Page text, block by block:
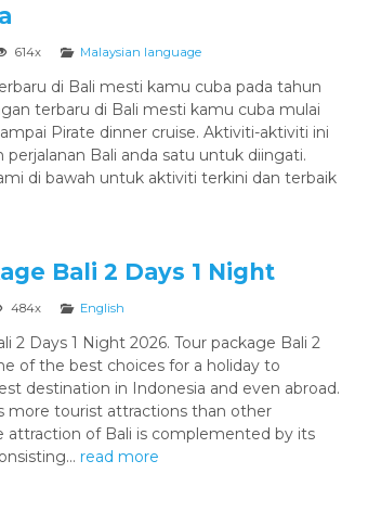
614x Malaysian language
di Bali mesti kamu cuba pada tahun
terbaru di Bali mesti kamu cuba mulai
Pirate dinner cruise. Aktiviti-aktiviti ini
perjalanan Bali anda satu untuk diingati.
di bawah untuk aktiviti terkini dan terbaik
Bali 2 Days 1 Night
484x English
2 Days 1 Night 2026. Tour package Bali 2
of the best choices for a holiday to
destination in Indonesia and even abroad.
more tourist attractions than other
attraction of Bali is complemented by its
read more
Medan 5 Hari 4 Malam